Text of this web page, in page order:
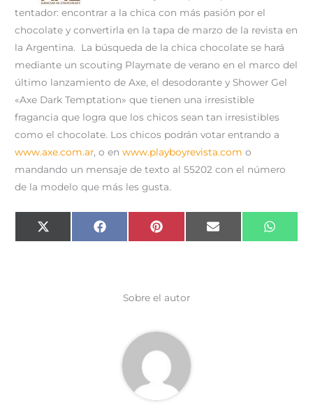
tentador: encontrar a la chica con más pasión por el
chocolate y convertirla en la tapa de marzo de la revista en
la Argentina. La búsqueda de la chica chocolate se hará
mediante un scouting Playmate de verano en el marco del
último lanzamiento de Axe, el desodorante y Shower Gel
«Axe Dark Temptation» que tienen una irresistible
fragancia que logra que los chicos sean tan irresistibles
como el chocolate. Los chicos podrán votar entrando a
www.axe.com.ar, o enwww.playboyrevista.com o
mandando un mensaje de texto al 55202 con el número
de la modelo que más les gusta.
Compartir
en
X
(
Compartir
en
F
a
Compartir
en
P
i
s
t
Compartir
en
E
m
en
W
h
Sobre el autor